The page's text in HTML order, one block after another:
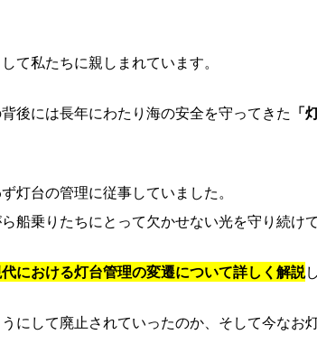
て私たちに親しまれています。
後には長年にわたり海の安全を守ってきた 「
灯台の管理に従事していました。
乗りたちにとって欠かせない光を守り続けて
における灯台管理の変遷について詳しく解説
にして廃止されていったのか、そして今なお